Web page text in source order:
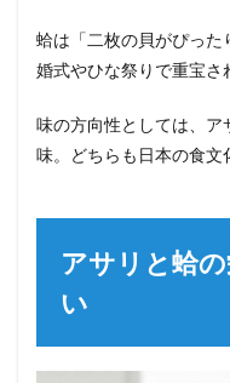
蛤は「二枚の貝がぴっ
婚式やひな祭りで重宝さ
味の方向性としては、
味。どちらも日本の食文
アサリと蛤
い